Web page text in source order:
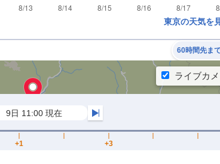
東京の天気を
60時間先ま